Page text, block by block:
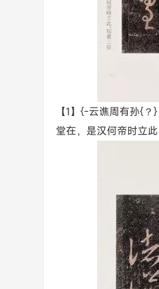
【1】{-云谯周有孙{
堂在，是汉何帝时立